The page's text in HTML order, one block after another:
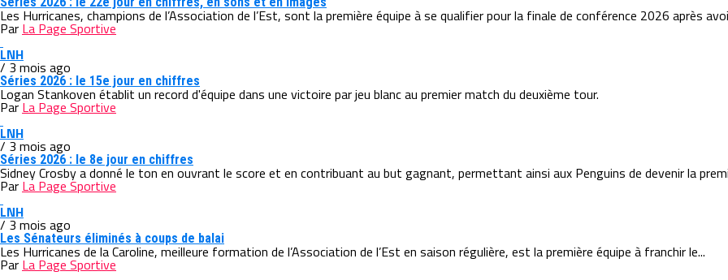
Les Hurricanes, champions de l’Association de l’Est, sont la première équipe à se qualifier pour la finale de conférence 2026 après
Par La Page Sportive
LNH
/ 3 mois ago
Séries 2026 : le 15e jour en chiffres
Logan Stankoven établit un record d'équipe dans une victoire par jeu blanc au premier match du deuxième tour.
ParLa Page Sportive
LNH
/ 3 mois ago
Séries 2026 : le 8e jour en chiffres
Sidney Crosby a donné le ton en ouvrant le score et en contribuant au but gagnant, permettant ainsi aux Penguins de devenir la
Par La Page Sportive
LNH
/ 3 mois ago
Les Sénateurs éliminés à coups de balai
Les Hurricanes de la Caroline, meilleure formation de l’Association de l’Est en saison régulière, est la première équipe à franchir le...
Par La Page Sportive